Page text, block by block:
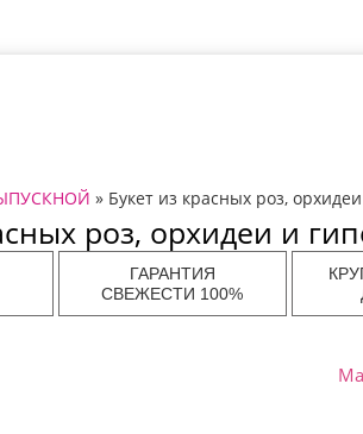
в
» Букет из красных роз,
роз, орхидеи и
ГАРАНТИЯ
СВЕЖЕСТИ 100%